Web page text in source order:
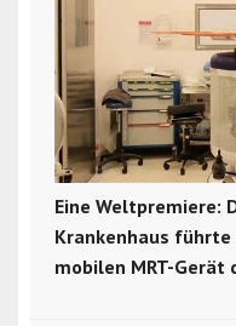
Eine Weltpremiere:
Krankenhaus
mobilen MRT-Gerät